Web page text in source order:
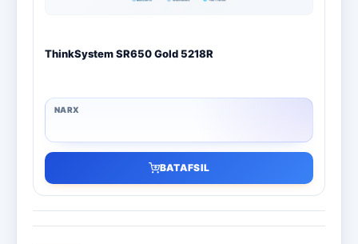
ThinkSystem SR650 Gold 5218R
BATAFSIL